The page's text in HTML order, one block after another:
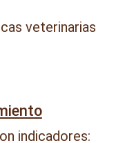
veterinarias
indicadores: